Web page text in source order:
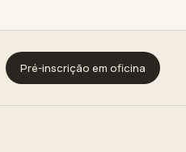
Pré-inscrição em oficina